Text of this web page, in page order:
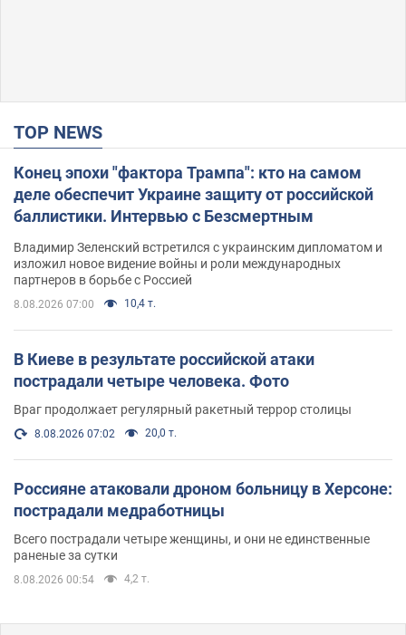
TOP NEWS
Конец эпохи "фактора Трампа": кто на самом
деле обеспечит Украине защиту от российской
баллистики. Интервью с Безсмертным
Владимир Зеленский встретился с украинским дипломатом и
изложил новое видение войны и роли международных
партнеров в борьбе с Россией
8.08.2026 07:00 10,4 т.
В Киеве в результате российской атаки
пострадали четыре человека. Фото
Враг продолжает регулярный ракетный террор столицы
8.08.2026 07:02 20,0 т.
Россияне атаковали дроном больницу в Херсоне:
пострадали медработницы
Всего пострадали четыре женщины, и они не единственные
раненые за сутки
8.08.2026 00:54 4,2 т.